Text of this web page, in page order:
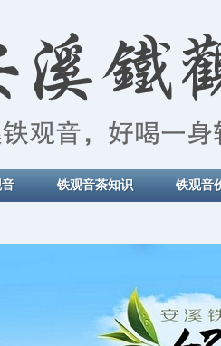
铁观音茶知识 铁观音